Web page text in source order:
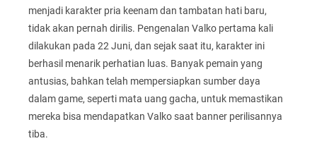
menjadi karakter pria keenam dan tambatan hati baru,
tidak akan pernah dirilis. Pengenalan Valko pertama kali
dilakukan pada 22 Juni, dan sejak saat itu, karakter ini
berhasil menarik perhatian luas. Banyak pemain yang
antusias, bahkan telah mempersiapkan sumber daya
dalam game, seperti mata uang gacha, untuk memastikan
mereka bisa mendapatkan Valko saat banner perilisannya
tiba.